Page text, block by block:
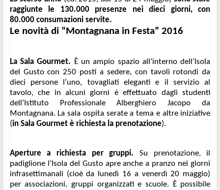
raggiunte le 130.000 presenze nei dieci giorni, con
80.000 consumazioni servite.
Le novità di “Montagnana in Festa” 2016
La Sala Gourmet. È un ampio spazio all’interno dell’Isola
del Gusto con 250 posti a sedere, con tavoli rotondi da
dieci persone l’uno, tovagliati eleganti e il servizio al
tavolo, che in alcuni giorni è effettuato dagli studenti
dell’Istituto Professionale Alberghiero Jacopo da
Montagnana. La sala ospita serate a tema e altre iniziative
(in Sala Gourmet è richiesta la prenotazione).
Aperture a richiesta per gruppi. Su prenotazione, il
padiglione l’Isola del Gusto apre anche a pranzo nei giorni
infrasettimanali (cioè da lunedì 16 a venerdì 20 maggio)
per associazioni, gruppi organizzati e scuole. È possibile